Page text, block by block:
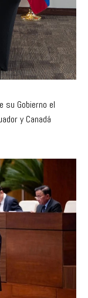
su Gobierno el
y Canadá